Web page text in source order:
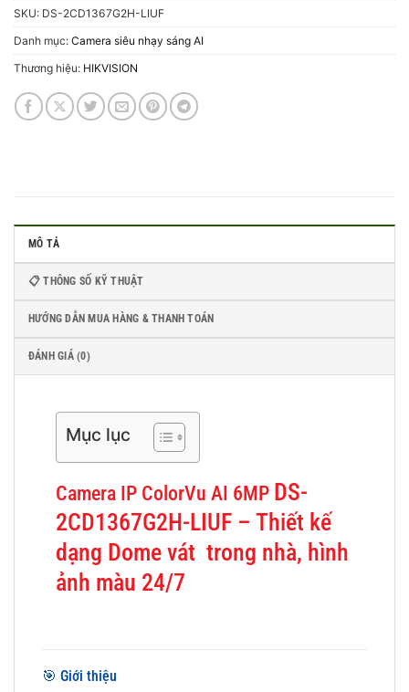
SKU: DS-2CD1367G2H-LIUF
Danh mục: Camera siêu nhạy sáng AI
Thương hiệu: HIKVISION
MÔ TẢ
📋 THÔNG SỐ KỸ THUẬT
HƯỚNG DẪN MUA HÀNG & THANH TOÁN
ĐÁNH GIÁ (0)
Mục lục
Camera IP ColorVu AI 6MP DS-
2CD1367G2H-LIUF – Thiết kế
dạng Dome vát trong nhà, hình
ảnh màu 24/7
🎯 Giới thiệu